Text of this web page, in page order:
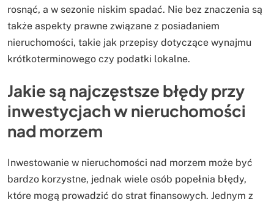
rosnąć, a w sezonie niskim spadać. Nie bez znaczenia są
także aspekty prawne związane z posiadaniem
nieruchomości, takie jak przepisy dotyczące wynajmu
krótkoterminowego czy podatki lokalne.
Jakie są najczęstsze błędy przy
inwestycjach w nieruchomości
nad morzem
Inwestowanie w nieruchomości nad morzem może być
bardzo korzystne, jednak wiele osób popełnia błędy,
które mogą prowadzić do strat finansowych. Jednym z